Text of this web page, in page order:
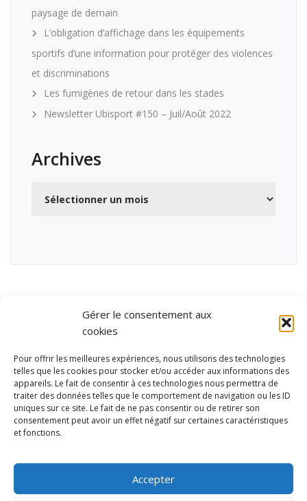
Gérer le consentement aux
cookies
Pour offrir les meilleures expériences, nous utilisons des technologies
telles que les cookies pour stocker et/ou accéder aux informations des
appareils. Le fait de consentir à ces technologies nous permettra de
traiter des données telles que le comportement de navigation ou les ID
uniques sur ce site. Le fait de ne pas consentir ou de retirer son
consentement peut avoir un effet négatif sur certaines caractéristiques
et fonctions.
Accepter
paysage de demain
L’obligation d’affichage dans les équipements
sportifs d’une information pour protéger des violences
et discriminations
Les fumigènes de retour dans les stades
Newsletter Ubisport #150 – Juil/Août 2022
Archives
et de loisirs
Contact